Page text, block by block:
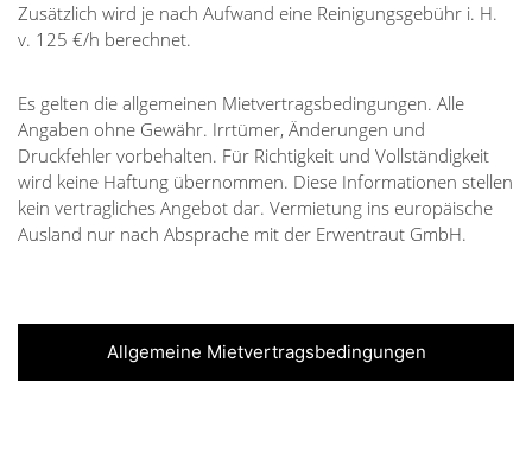
Zusätzlich wird je nach Aufwand eine Reinigungsgebühr i. H.
v. 125 €/h berechnet.
Es gelten die allgemeinen Mietvertragsbedingungen. Alle
Angaben ohne Gewähr. Irrtümer, Änderungen und
Druckfehler vorbehalten. Für Richtigkeit und Vollständigkeit
wird keine Haftung übernommen. Diese Informationen stellen
kein vertragliches Angebot dar. Vermietung ins europäische
Ausland nur nach Absprache mit der Erwentraut GmbH.
Allgemeine Mietvertragsbedingungen